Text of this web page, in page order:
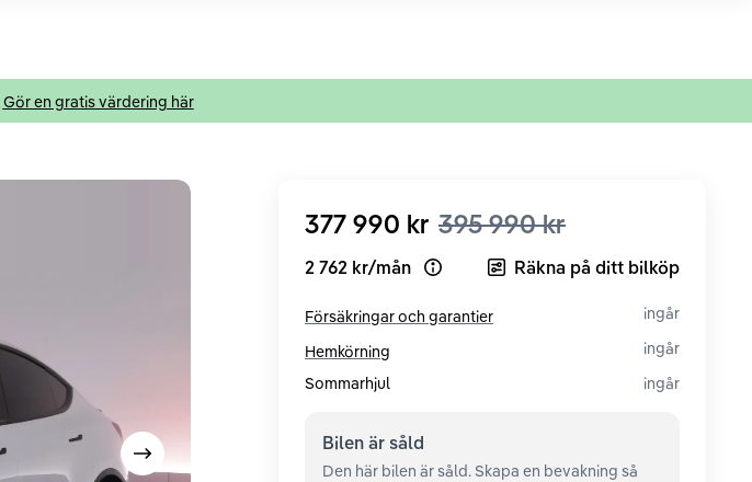
Gör en gratis värdering här
Visa nästa bild
377 990 kr 395 990 kr
2 762 kr/mån Open loan exampleRäkna på ditt bilköp
Försäkringar och garantier
ingår
Hemkörning
ingår
Sommarhjul
ingår
Bilen är såld
Den här bilen är såld. Skapa en bevakning så